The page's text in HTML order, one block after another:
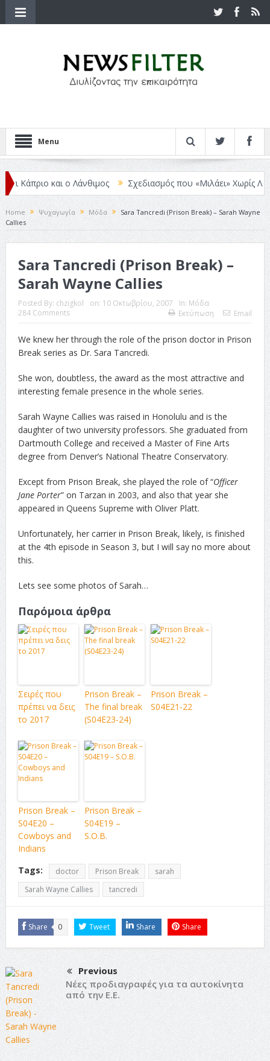
Menu
και ο Λάνθιμος Σχεδιασμός που «Μιλάει» Χωρίς Λέξεις
Home Ψυχαγωγία Μόδα
Sara Tancredi (Prison Break) – Sarah Wayne
Callies
Sara Tancredi (Prison Break) –
Sarah Wayne Callies
Posted By: chzigkol on: 10 Οκτωβρίου, 2007 In: Μόδα
284 Comments
Εκτύπωση Email
We knew her through the role of the prison doctor in Prison
Break series as Dr. Sara Tancredi.
She won, doubtless, the award as the most attractive and
interesting female presence in the whole series.
Sarah Wayne Callies was raised in Honolulu and is the
daughter of two university professors. She graduated from
Dartmouth College and received a Master of Fine Arts
degree from Denver’s National Theatre Conservatory.
Except from Prison Break, she played the role of “Officer
Jane Porter” on Tarzan in 2003, and also that year she
appeared in Queens Supreme with Oliver Platt.
Unfortunately, her carrier in Prison Break, likely, is finished
at the 4th episode in Season 3, but I will say no more about
this.
Lets see some photos of Sarah…
Παρόμοια άρθρα
Σειρές που
πρέπει να δεις
το 2017
Prison Break –
The final break
(S04E23-24)
Prison Break –
S04E21-22
Prison Break –
S04E20 –
Cowboys and
Indians
Prison Break –
S04E19 –
S.O.B.
Tags: doctor Prison Break
sarah
Sarah Wayne Callies
tancredi
Share 0 Tweet Share Share
Previous
Νέες προδιαγραφές για τα αυτοκίνητα
από την Ε.Ε.